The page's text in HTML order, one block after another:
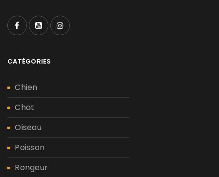
CATÉGORIES
Chien
Chat
Oiseau
Poisson
Rongeur